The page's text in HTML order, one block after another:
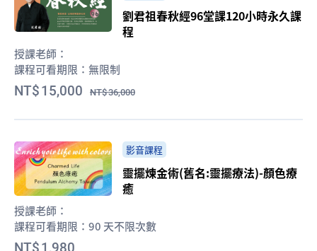
劉君祖春秋經96堂課120小時永久課
程
授課老師：
課程可看期限： 無限制
15,000 36,000
影音課程
靈擺煉金術(舊名:靈擺療法)-顏色療
癒
授課老師：
課程可看期限： 90 天不限次數